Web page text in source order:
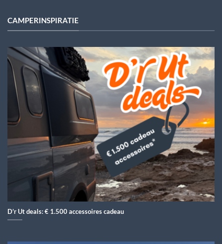
CAMPERINSPIRATIE
D’r Ut deals: € 1.500 accessoires cadeau